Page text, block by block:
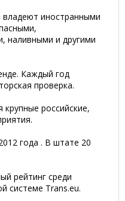
владеют иностранными
наливными и другими
Каждый год
проверка.
российские,
года . В штате 20
рейтинг среди
системе Trans.eu.